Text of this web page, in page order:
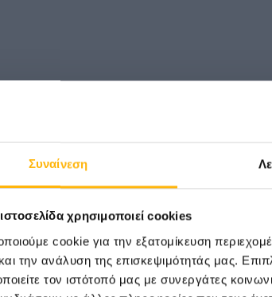
Συναίνεση
χρησιμοποιεί cookies
cookie για την εξατομίκευση
την ανάλυση της επισκεψιμότητάς μας.
τον ιστότοπό μας με συνεργάτες